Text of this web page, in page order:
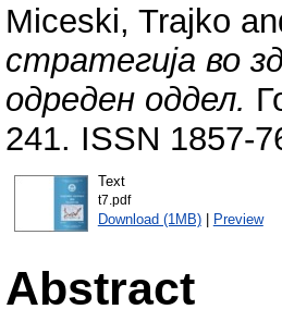
Miceski, Trajko
стратегија во
одреден оддел.
241. ISSN 1857-
Text
t7.pdf
Download (1MB)| Preview
Abstract